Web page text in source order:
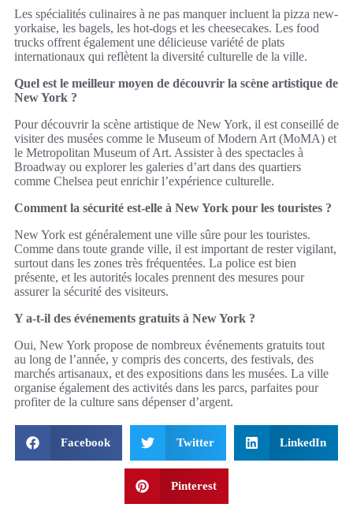
Les spécialités culinaires à ne pas manquer incluent la pizza new-
yorkaise, les bagels, les hot-dogs et les cheesecakes. Les food
trucks offrent également une délicieuse variété de plats
internationaux qui reflètent la diversité culturelle de la ville.
Quel est le meilleur moyen de découvrir la scène artistique de
New York ?
Pour découvrir la scène artistique de New York, il est conseillé de
visiter des musées comme le Museum of Modern Art (MoMA) et
le Metropolitan Museum of Art. Assister à des spectacles à
Broadway ou explorer les galeries d’art dans des quartiers
comme Chelsea peut enrichir l’expérience culturelle.
Comment la sécurité est-elle à New York pour les touristes ?
New York est généralement une ville sûre pour les touristes.
Comme dans toute grande ville, il est important de rester vigilant,
surtout dans les zones très fréquentées. La police est bien
présente, et les autorités locales prennent des mesures pour
assurer la sécurité des visiteurs.
Y a-t-il des événements gratuits à New York ?
Oui, New York propose de nombreux événements gratuits tout
au long de l’année, y compris des concerts, des festivals, des
marchés artisanaux, et des expositions dans les musées. La ville
organise également des activités dans les parcs, parfaites pour
profiter de la culture sans dépenser d’argent.
Facebook Twitter LinkedIn
Pinterest